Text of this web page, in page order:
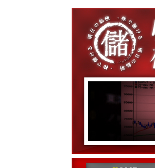
コンテンツへ移動